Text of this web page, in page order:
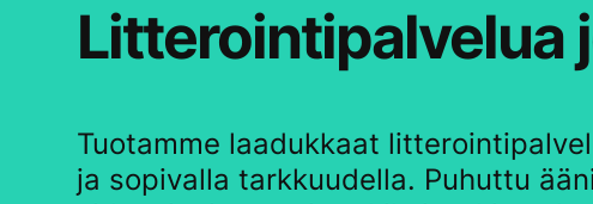
Litterointipalvelua
Tuotamme laadukkaat
ja sopivalla tarkkuudella. Puhuttu